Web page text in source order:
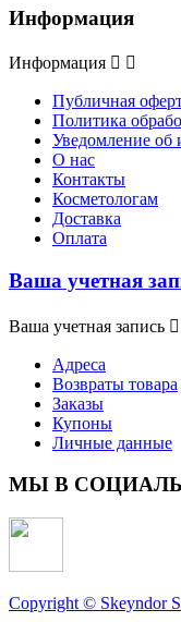
Информация
Информация  
Публичная
Политика
Уведомление об
О нас
Контакты
Косметологам
Доставка
Оплата
Ваша учетная
Ваша учетная запись 
Адреса
Возвраты товара
Заказы
Купоны
Личные данные
МЫ В
Copyright © Skeyndor